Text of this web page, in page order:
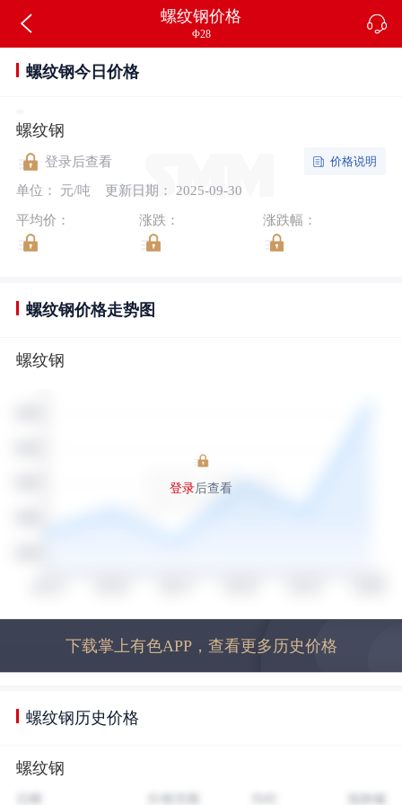
螺纹钢价格
Φ28
螺纹钢今日价格
螺纹钢
登录后查看
单位： 元/吨
更新日期： 2025-09-30
价格说明
平均价： 涨跌： 涨跌幅：
螺纹钢价格走势图
螺纹钢
登录后查看
下载掌上有色APP，查看更多历史价格
螺纹钢历史价格
螺纹钢